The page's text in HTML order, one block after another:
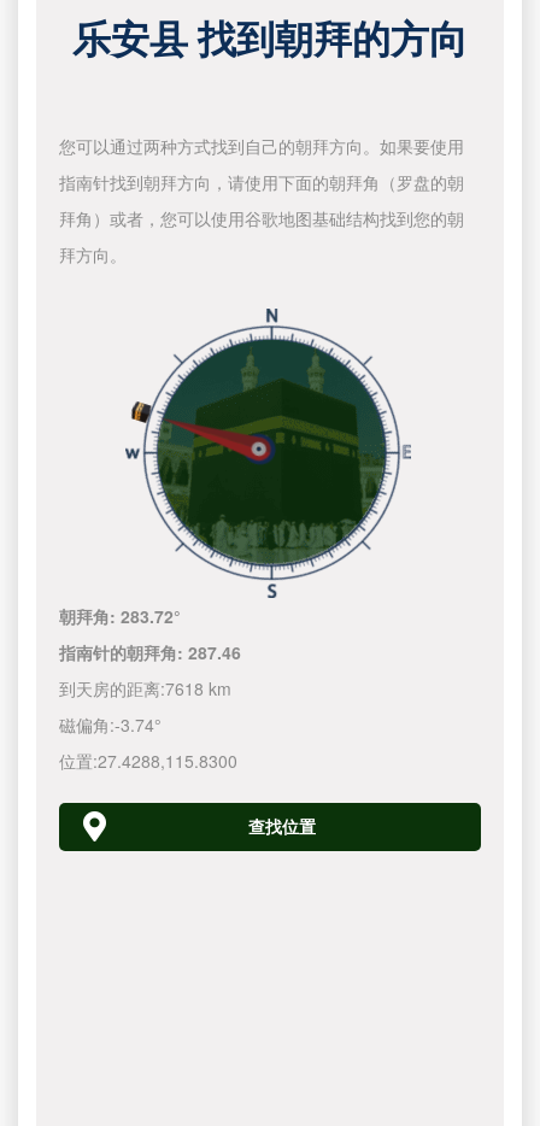
乐安县 找到朝拜的方向
您可以通过两种方式找到自己的朝拜方向。如果要使用
指南针找到朝拜方向，请使用下面的朝拜角（罗盘的朝
拜角）或者，您可以使用谷歌地图基础结构找到您的朝
拜方向。
朝拜角:283.72°
指南针的朝拜角:287.46
到天房的距离:7618 km
磁偏角:-3.74°
位置:27.4288,115.8300
查找位置